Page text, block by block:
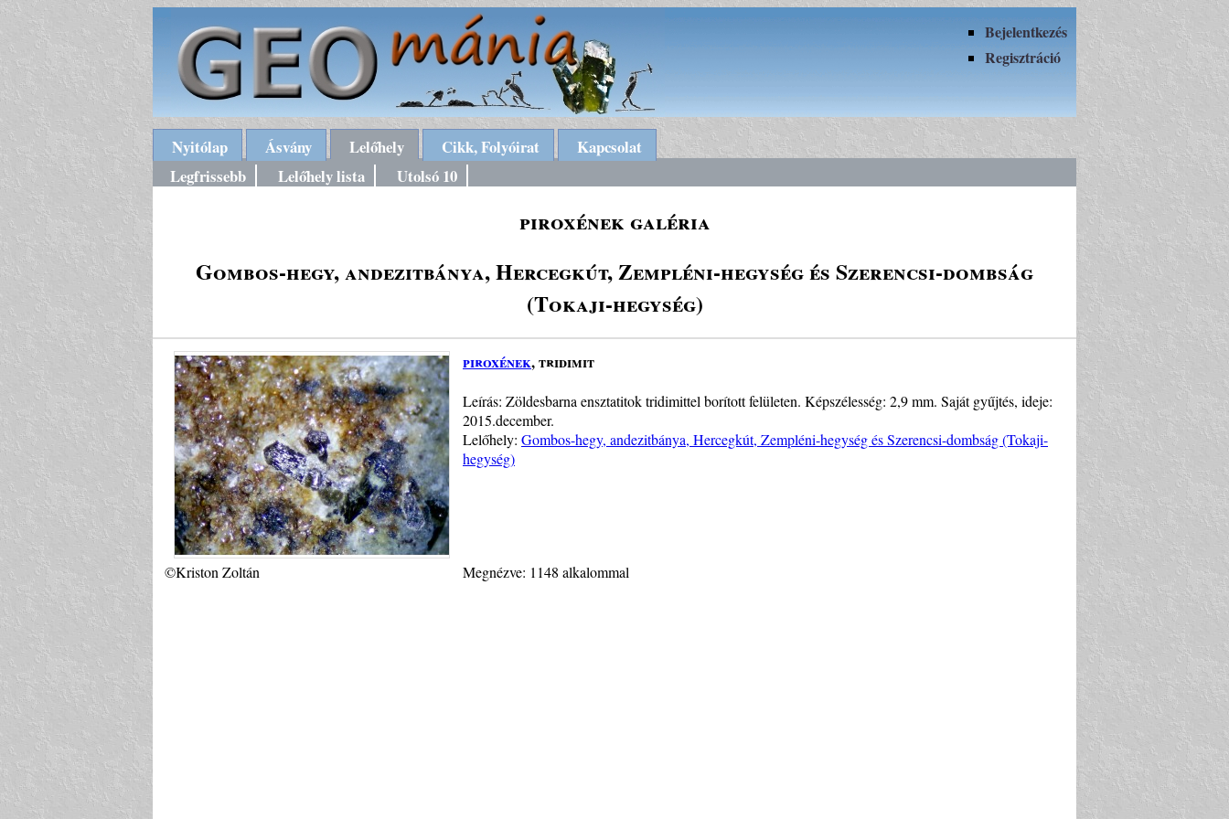
Bejelentkezés
Regisztráció
Nyitólap Ásvány Lelőhely Cikk, Folyóirat
Kapcsolat
Legfrissebb
Lelőhely lista Utolsó 10
piroxének galéria
Gombos-hegy, andezitbánya, Hercegkút, Zempléni-hegység és Szerencsi-dombság
(Tokaji-hegység)
piroxének, tridimit
Leírás: Zöldesbarna ensztatitok tridimittel borított felületen. Képszélesség: 2,9 mm. Saját gyűjtés, ideje:
2015.december.
Lelőhely: Gombos-hegy, andezitbánya, Hercegkút, Zempléni-hegység és Szerencsi-dombság (Tokaji-
hegység)
©Kriston Zoltán Megnézve: 1148 alkalommal